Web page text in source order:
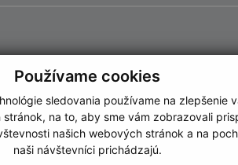
Používame cookies
sledovania používame na zlepšenie
na to, aby sme vám zobrazovali
našich webových stránok a na
naši návštevníci prichádzajú.